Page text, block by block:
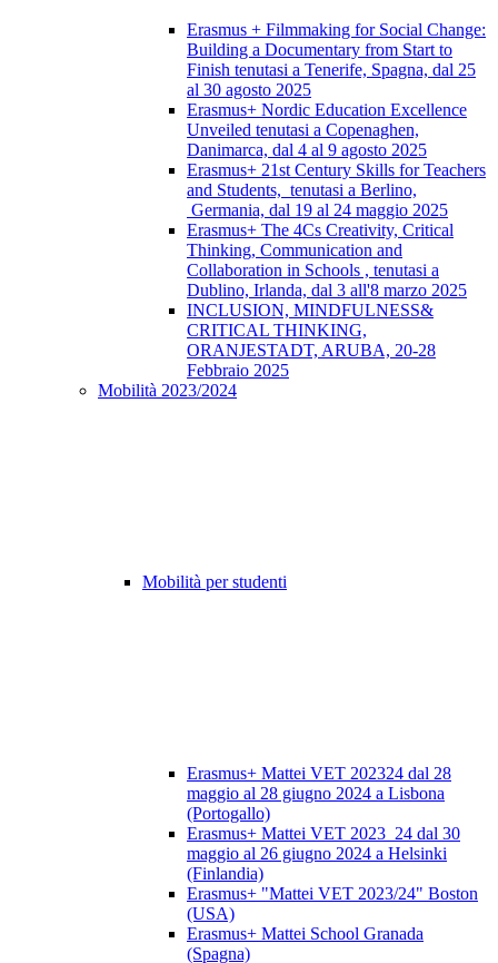
Erasmus + Filmmaking for Social Change:
Building a Documentary from Start to
Finish tenutasi a Tenerife, Spagna, dal 25
al 30 agosto 2025
Erasmus+ Nordic Education Excellence
Unveiled tenutasi a Copenaghen,
Danimarca, dal 4 al 9 agosto 2025
Erasmus+ 21st Century Skills for Teachers
and Students, tenutasi a Berlino,
Germania, dal 19 al 24 maggio 2025
Erasmus+ The 4Cs Creativity, Critical
Thinking, Communication and
Collaboration in Schools , tenutasi a
Dublino, Irlanda, dal 3 all'8 marzo 2025
INCLUSION, MINDFULNESS&
CRITICAL THINKING,
ORANJESTADT, ARUBA, 20-28
Febbraio 2025
Mobilità 2023/2024
Mobilità per studenti
Erasmus+ Mattei VET 202324 dal 28
maggio al 28 giugno 2024 a Lisbona
(Portogallo)
Erasmus+ Mattei VET 2023_24 dal 30
maggio al 26 giugno 2024 a Helsinki
(Finlandia)
Erasmus+ "Mattei VET 2023/24" Boston
(USA)
Erasmus+ Mattei School Granada
(Spagna)